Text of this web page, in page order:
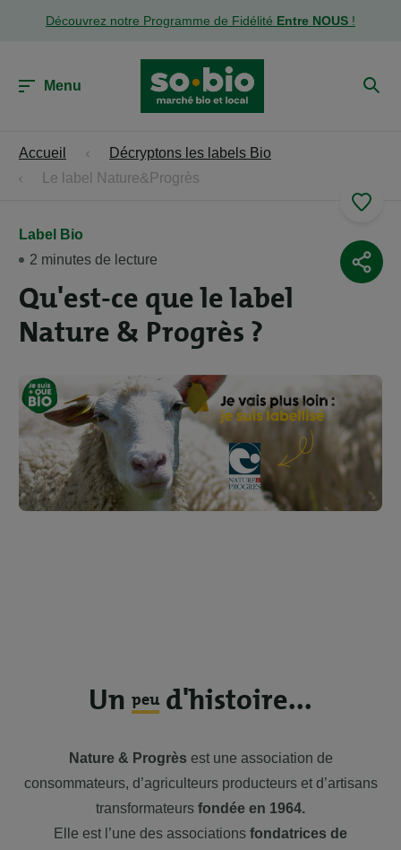
Découvrez notre Programme de Fidélité Entre NOUS !
Menu
Accueil
Décryptons les labels Bio
Le label Nature&Progrès
Label Bio
2 minutes de lecture
Qu'est-ce que le label
Nature & Progrès ?
Un peud'histoire...
Nature & Progrès est une association de
consommateurs, d’agriculteurs producteurs et d’artisans
transformateurs fondée en 1964.
Elle est l’une des associations fondatrices de